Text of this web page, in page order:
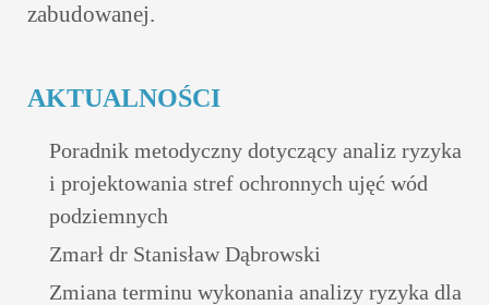
zabudowanej.
AKTUALNOŚCI
Poradnik metodyczny dotyczący analiz ryzyka
i projektowania stref ochronnych ujęć wód
podziemnych
Zmarł dr Stanisław Dąbrowski
Zmiana terminu wykonania analizy ryzyka dla